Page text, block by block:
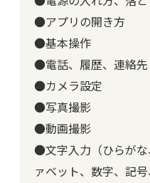
●アプリの開き方
●基本操作
●電話、履歴、連絡先
●カメラ設定
●写真撮影
●動画撮影
●文字入力（ひらがな
ァベット、数字、記号